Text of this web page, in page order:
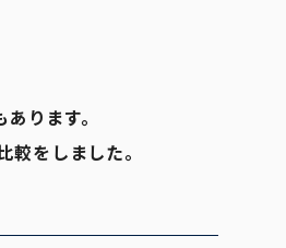
ります。
をしました。